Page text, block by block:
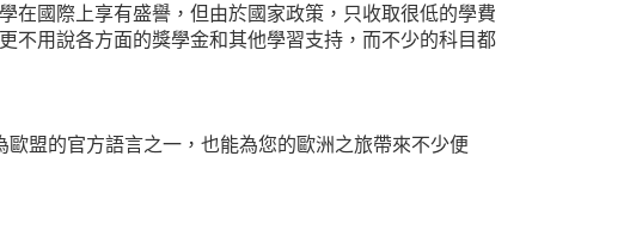
在國際上享有盛譽，但由於國家政策，只收取很低的學費
不用說各方面的獎學金和其他學習支持，而不少的科目都
盟的官方語言之一，也能為您的歐洲之旅帶來不少便